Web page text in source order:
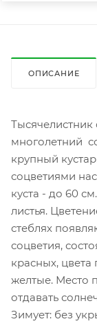
ОПИСАНИЕ
многолетний
крупный
соцветиями
куста - до 60
листья.
стеблях
соцветия,
красных, цвета
желтые. Место
отдавать
Зимует: без